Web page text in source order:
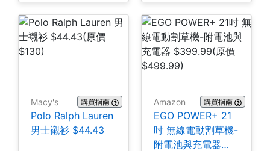
Macy's 購買指南
Polo Ralph Lauren
男士襯衫 $44.43
Amazon 購買指南
EGO POWER+ 21
吋 無線電動割草機-
附電池與充電器